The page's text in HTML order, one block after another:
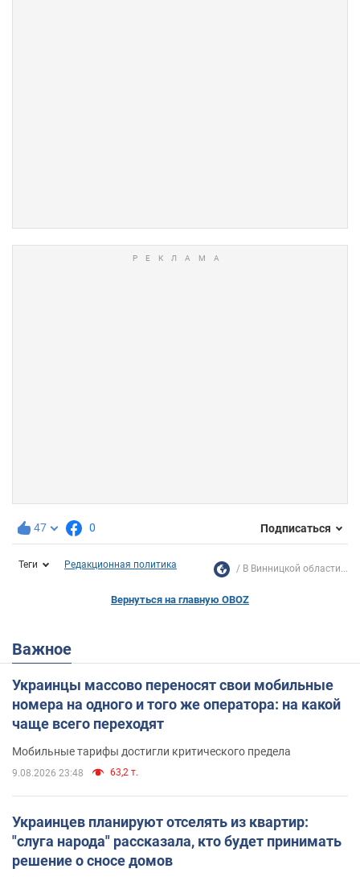
47 0 Подписаться
Теги Редакционная политика В Винницкой области...
Вернуться на главную OBOZ
Важное
Украинцы массово переносят свои мобильные
номера на одного и того же оператора: на какой
чаще всего переходят
Мобильные тарифы достигли критического предела
9.08.2026 23:48 63,2 т.
Украинцев планируют отселять из квартир:
"слуга народа" рассказала, кто будет принимать
решение о сносе домов